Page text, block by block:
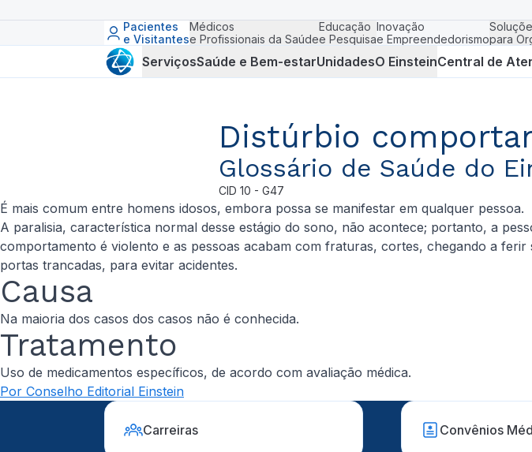
Pacientes
e Visitantes
Médicos
e Profissionais da Saúde
Educação
e Pesquisa
Inovação
e Empreendedorismopara
ServiçosSaúde e Bem-estarUnidadesO EinsteinCentral de
Distúrbio
Glossário de Saúde do
CID 10 - G47
É mais comum entre homens idosos, embora possa se manifestar em qualquer pessoa.
A paralisia, característica normal desse estágio do sono, não acontece; portanto, a
comportamento é violento e as pessoas acabam com fraturas, cortes, chegando a
portas trancadas, para evitar acidentes.
Causa
Na maioria dos casos dos casos não é conhecida.
Tratamento
Uso de medicamentos específicos, de acordo com avaliação médica.
Por Conselho Editorial Einstein
Carreiras Convênios